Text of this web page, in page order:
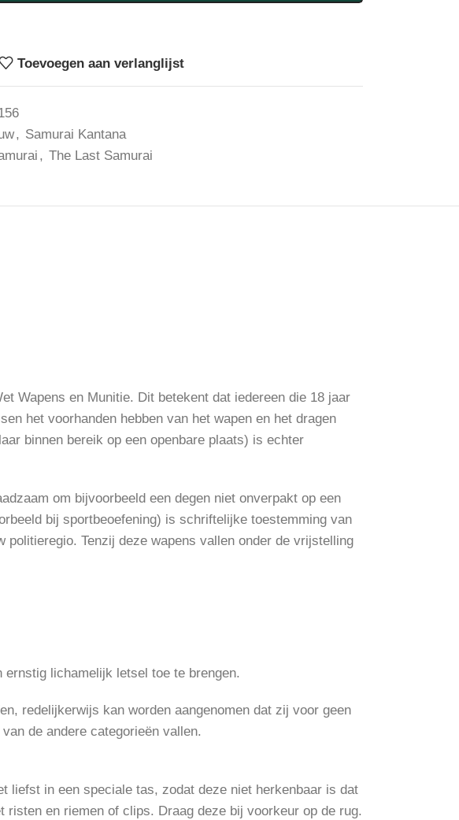
Toevoegen aan verlanglijst
, Samurai Kantana
, The Last Samurai
Wapens en Munitie. Dit betekent dat iedereen die 18 jaar
het voorhanden hebben van het wapen en het dragen
binnen bereik op een openbare plaats) is echter
om bijvoorbeeld een degen niet onverpakt op een
bij sportbeoefening) is schriftelijke toestemming van
Tenzij deze wapens vallen onder de vrijstelling
lichamelijk letsel toe te brengen.
redelijkerwijs kan worden aangenomen dat zij voor geen
de andere categorieën vallen.
liefst in een speciale tas, zodat deze niet herkenbaar is dat
en riemen of clips. Draag deze bij voorkeur op de rug.